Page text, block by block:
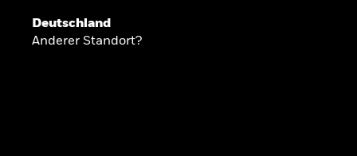
Deutschland
Anderer Standort?